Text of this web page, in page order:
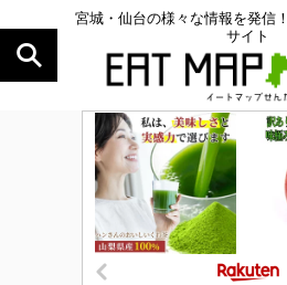
宮城・仙台の様々な情報を発信
サイト